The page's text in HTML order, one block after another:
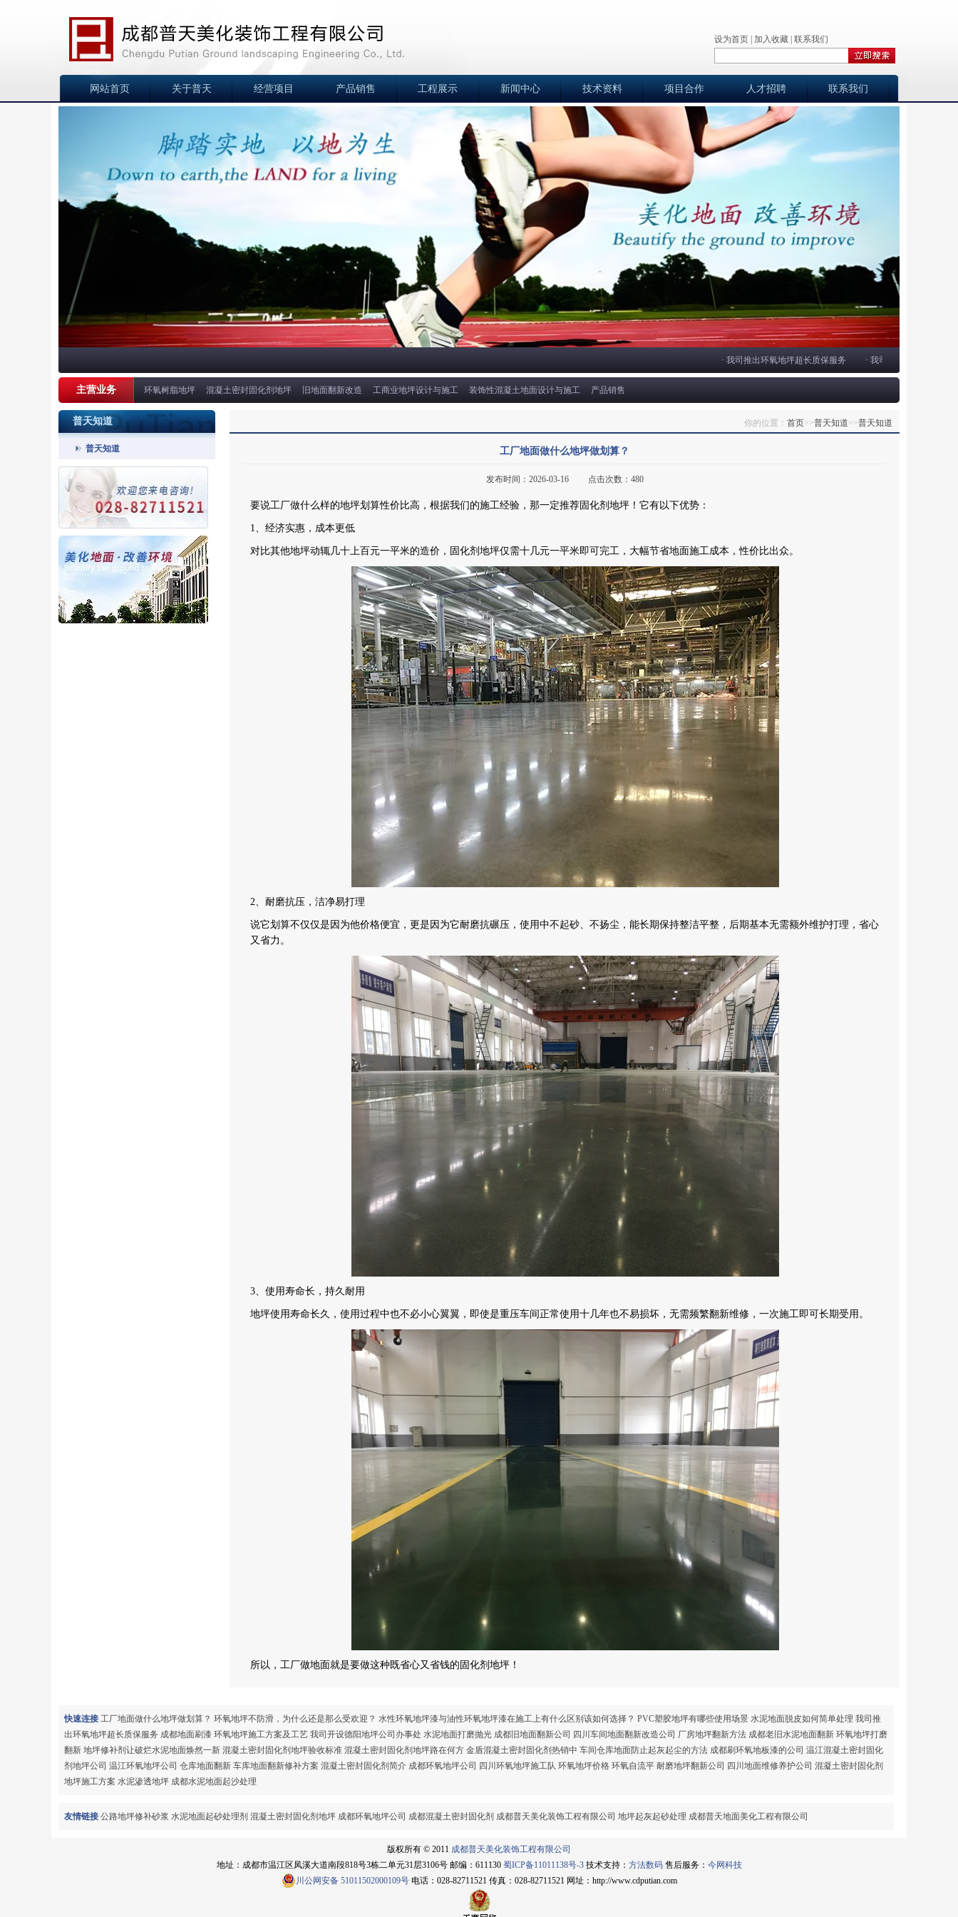
设为首页 加入收藏 联系我们
网站首页 关于普天 经营项目 产品销售 工程展示 新闻中心 技术资料 项目合作 人才招聘 联系我们
我司推出环氧地坪超长质保服务 · 我司开设德阳地坪公司办事
主营业务 环氧树脂地坪 混凝土密封固化剂地坪 旧地面翻新改造 工商业地坪设计与施工 装饰性混凝土地面设计与施工 产品销售
普天知道
普天知道
你的位置： 首页>>普天知道>>普天知道
工厂地面做什么地坪做划算？
发布时间：2026-03-16 点击次数： 480
要说工厂做什么样的地坪划算性价比高，根据我们的施工经验，那一定推荐固化剂地坪！它有以下优势：
1、经济实惠，成本更低
对比其他地坪动辄几十上百元一平米的造价，固化剂地坪仅需十几元一平米即可完工，大幅节省地面施工成本，性价比出众。
2、耐磨抗压，洁净易打理
说它划算不仅仅是因为他价格便宜，更是因为它耐磨抗碾压，使用中不起砂、不扬尘，能长期保持整洁平整，后期基本无需额外维护打理，省心
又省力。
3、使用寿命长，持久耐用
地坪使用寿命长久，使用过程中也不必小心翼翼，即使是重压车间正常使用十几年也不易损坏，无需频繁翻新维修，一次施工即可长期受用。
所以，工厂做地面就是要做这种既省心又省钱的固化剂地坪！
快速连接 工厂地面做什么地坪做划算？ 环氧地坪不防滑，为什么还是那么受欢迎？ 水性环氧地坪漆与油性环氧地坪漆在施工上有什么区别该如何选择？ PVC塑胶地坪有哪些使用场景 水泥地面脱皮如何简单处理 我司推
出环氧地坪超长质保服务 成都地面刷漆 环氧地坪施工方案及工艺 我司开设德阳地坪公司办事处 水泥地面打磨抛光 成都旧地面翻新公司 四川车间地面翻新改造公司 厂房地坪翻新方法 成都老旧水泥地面翻新 环氧地坪打磨
翻新 地坪修补剂让破烂水泥地面焕然一新 混凝土密封固化剂地坪验收标准 混凝土密封固化剂地坪路在何方 金盾混凝土密封固化剂热销中 车间仓库地面防止起灰起尘的方法 成都刷环氧地板漆的公司 温江混凝土密封固化
剂地坪公司 温江环氧地坪公司 仓库地面翻新 车库地面翻新修补方案 混凝土密封固化剂简介 成都环氧地坪公司 四川环氧地坪施工队 环氧地坪价格 环氧自流平 耐磨地坪翻新公司 四川地面维修养护公司 混凝土密封固化剂
地坪施工方案 水泥渗透地坪 成都水泥地面起沙处理
友情链接 公路地坪修补砂浆 水泥地面起砂处理剂 混凝土密封固化剂地坪 成都环氧地坪公司 成都混凝土密封固化剂 成都普天美化装饰工程有限公司 地坪起灰起砂处理 成都普天地面美化工程有限公司
版权所有 © 2011 成都普天美化装饰工程有限公司
地址：成都市温江区凤溪大道南段818号3栋二单元31层3106号 邮编：611130 蜀ICP备11011138号-3 技术支持： 方法数码 售后服务： 今网科技
川公网安备 51011502000109号电话：028-82711521 传真：028-82711521 网址：http://www.cdputian.com